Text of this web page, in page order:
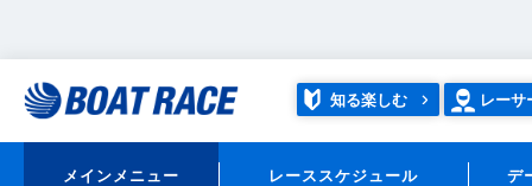
知る楽しむ レーサ
メインメニュー レーススケジュール デ